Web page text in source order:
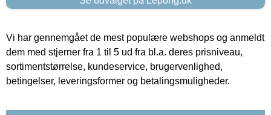
Vi har gennemgået de mest populære webshops og anmeldt
dem med stjerner fra 1 til 5 ud fra bl.a. deres prisniveau,
sortimentstørrelse, kundeservice, brugervenlighed,
betingelser, leveringsformer og betalingsmuligheder.